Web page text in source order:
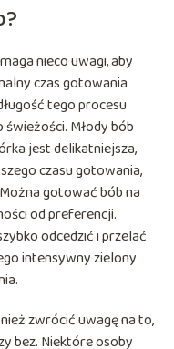
nieco uwagi, aby
czas gotowania
tego procesu
Młody bób
jest delikatniejsza,
czasu gotowania,
gotować bób na
od preferencji.
odcedzić i przelać
intensywny zielony
zwrócić uwagę na to,
bez. Niektóre osoby